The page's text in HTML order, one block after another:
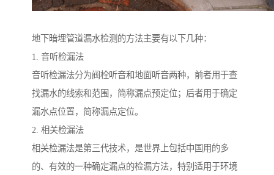
地下暗埋管道漏水检测的方法主要有以下几种：
1. 音听检漏法
音听检漏法分为阀栓听音和地面听音两种，前者用于查
找漏水的线索和范围，简称漏点预定位；后者用于确定
漏水点位置，简称漏点定位。
2. 相关检漏法
相关检漏法是第三代技术，是世界上包括中国用的多
的、有效的一种确定漏点的检漏方法，特别适用于环境